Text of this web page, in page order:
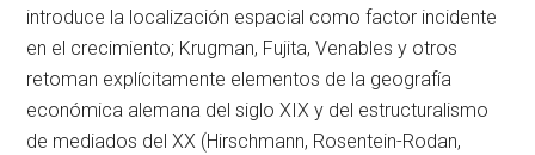
introduce la localización espacial como factor incidente
en el crecimiento; Krugman, Fujita, Venables y otros
retoman explícitamente elementos de la geografía
económica alemana del siglo XIX y del estructuralismo
de mediados del XX (Hirschmann, Rosentein-Rodan,